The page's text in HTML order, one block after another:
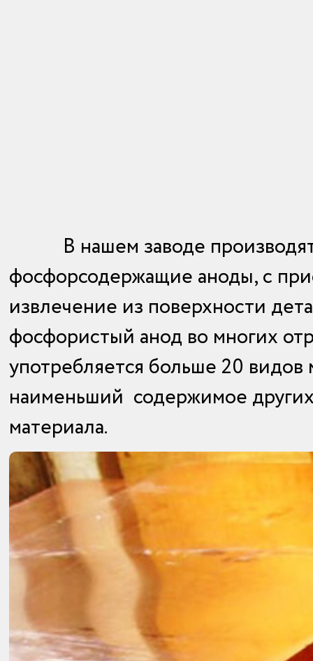
В нашем заводе
фосфорсодержащие аноды, с
извлечение из поверхности
фосфористый анод во многих
употребляется больше 20
наименьший содержимое
материала.